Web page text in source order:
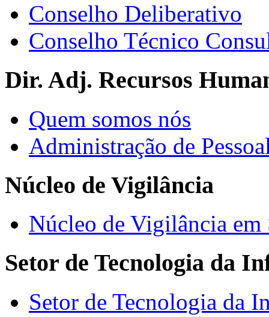
Conselho Deliberativo
Conselho Técnico
Dir. Adj. Recursos
Quem somos nós
Administração de
Núcleo de Vigilância
Núcleo de Vigilância em
Setor de Tecnologia da
Setor de Tecnologia da